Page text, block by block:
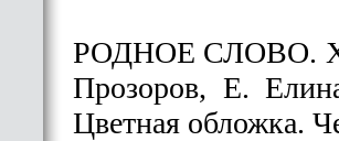
РОДНОЕ СЛОВО.
Прозоров, Е.
Цветная обложка.